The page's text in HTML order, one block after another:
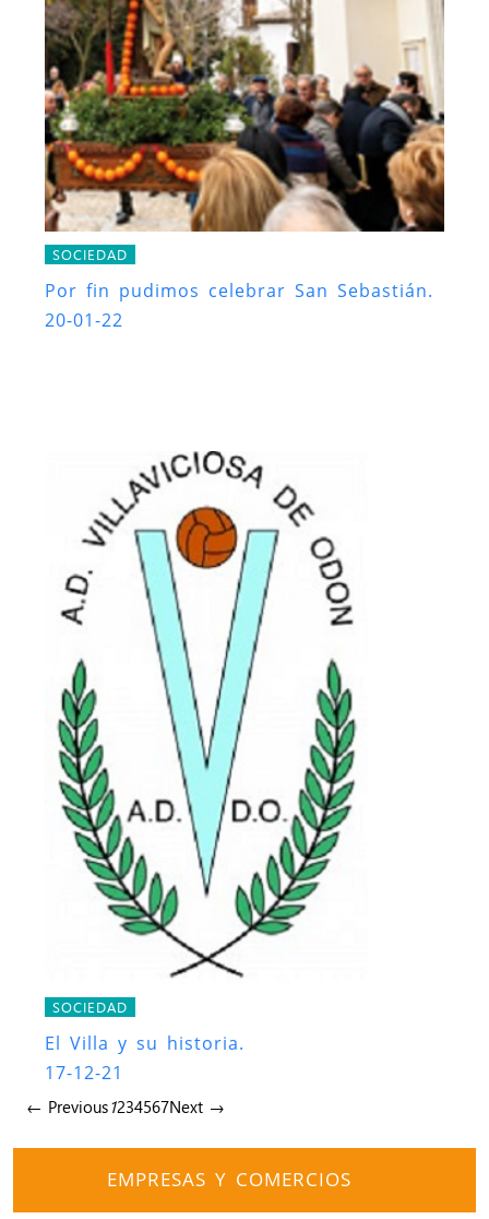
SOCIEDAD
Por fin pudimos celebrar San Sebastián.
20-01-22
SOCIEDAD
El Villa y su historia.
17-12-21
← Previous1234567Next →
EMPRESAS Y COMERCIOS